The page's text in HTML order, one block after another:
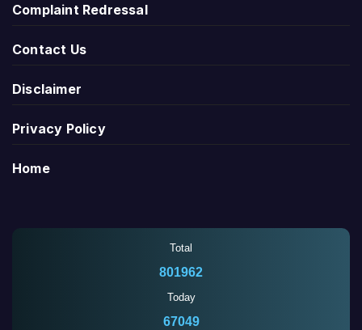
Complaint Redressal
Contact Us
Disclaimer
Privacy Policy
Home
Total
801962
Today
67049